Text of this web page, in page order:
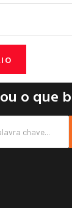
o que